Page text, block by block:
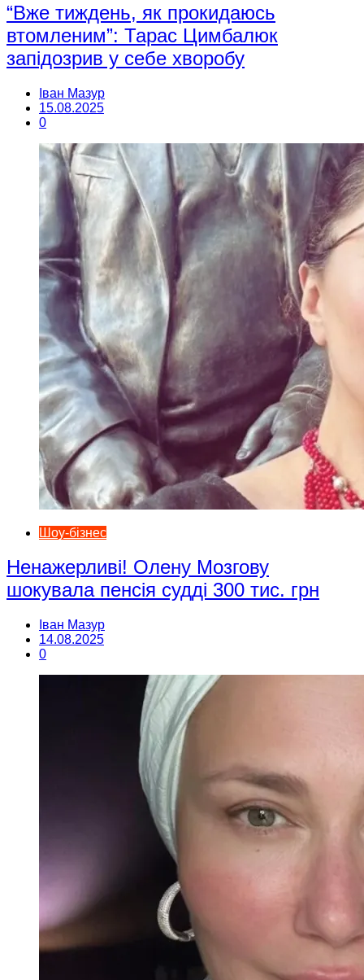
“Вже тиждень, як прокидаюсь
втомленим”: Тарас Цимбалюк
запідозрив у себе хворобу
Іван Мазур
15.08.2025
0
Шоу-бізнес
Ненажерливі! Олену Мозгову
шокувала пенсія судді 300 тис. грн
Іван Мазур
14.08.2025
0